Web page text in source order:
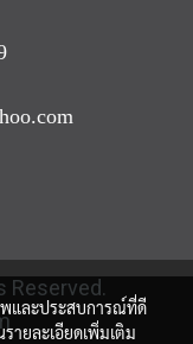
Reserved.
พและประสบการณ์ที่ดี
ายละเอียดเพิ่มเติม